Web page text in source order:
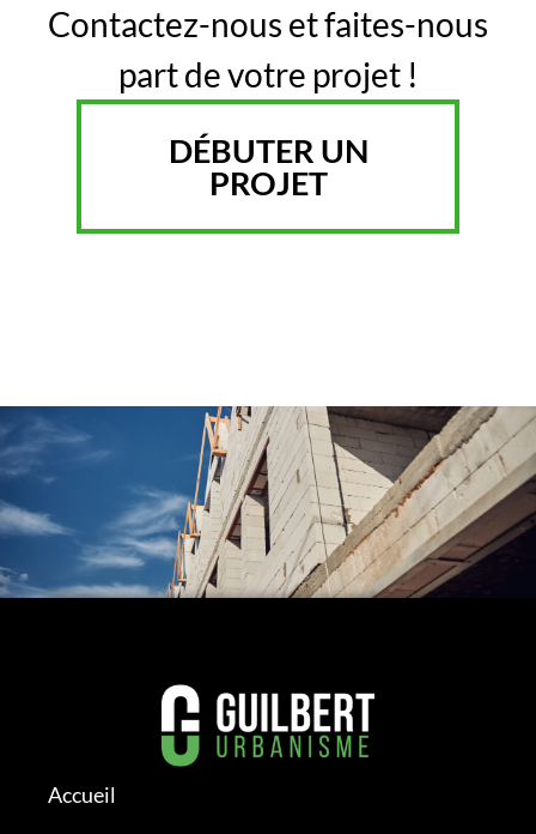
Contactez-nous et faites-nous
part de votre projet !
DÉBUTER UN
PROJET
Accueil